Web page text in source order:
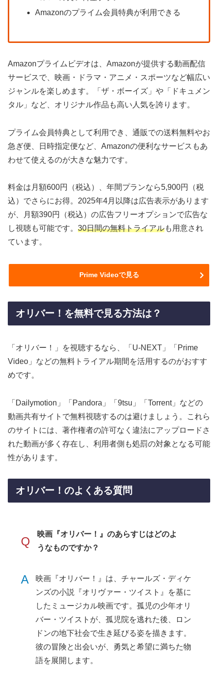
Amazonのプライム会員特典が利用できる
Amazonプライムビデオは、Amazonが提供する動画配信
サービスで、映画・ドラマ・アニメ・スポーツなど幅広い
ジャンルを楽しめます。「ザ・ボーイズ」や「ドキュメン
タル」など、オリジナル作品も高い人気を誇ります。
プライム会員特典として利用でき、通販での送料無料やお
急ぎ便、日時指定便など、Amazonの便利なサービスもあ
わせて使えるのが大きな魅力です。
料金は月額600円（税込）、年間プランなら5,900円（税
込）でさらにお得。2025年4月以降は広告表示があります
が、月額390円（税込）の広告フリーオプションで広告な
し視聴も可能です。 30日間の無料トライアルも用意され
ています。
Prime Videoで見る
オリバー！を無料で見る方法は？
「オリバー！」を視聴するなら、「U-NEXT」「Prime
Video」などの無料トライアル期間を活用するのがおすす
めです。
「Dailymotion」「Pandora」「9tsu」「Torrent」などの
動画共有サイトで無料視聴するのは避けましょう。これら
のサイトには、著作権者の許可なく違法にアップロードさ
れた動画が多く存在し、利用者側も処罰の対象となる可能
性があります。
オリバー！のよくある質問
Q
映画『オリバー！』のあらすじはどのよ
うなものですか？
A
映画『オリバー！』は、チャールズ・ディケ
ンズの小説『オリヴァー・ツイスト』を基に
したミュージカル映画です。孤児の少年オリ
バー・ツイストが、孤児院を逃れた後、ロン
ドンの地下社会で生き延びる姿を描きます。
彼の冒険と出会いが、勇気と希望に満ちた物
語を展開します。